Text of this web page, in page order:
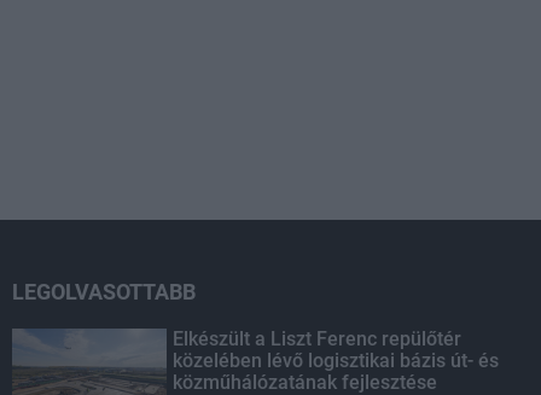
LEGOLVASOTTABB
Elkészült a Liszt Ferenc repülőtér
közelében lévő logisztikai bázis út- és
közműhálózatának fejlesztése